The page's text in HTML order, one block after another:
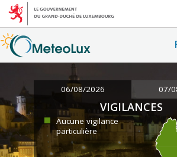
06/08/2026 07/
VIGILANCES
Aucune vigilance
particulière